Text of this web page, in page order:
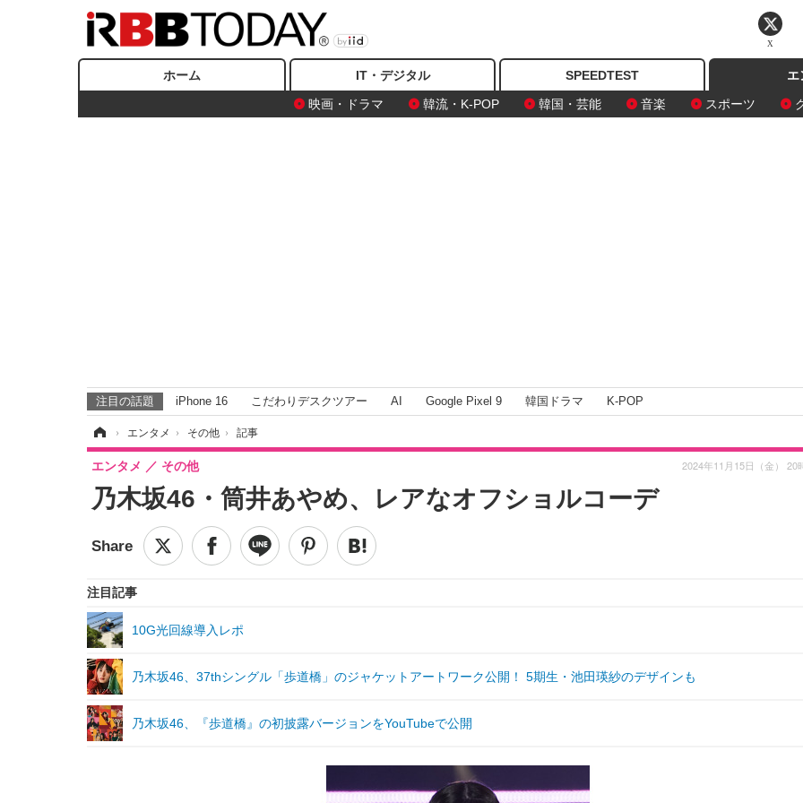
ホーム IT・デジタル SPEEDTEST
エ
映画・ドラマ
韓流・K-POP 韓国・芸能 音楽 スポーツ
注目の話題 iPhone 16 こだわりデスクツアー AI Google Pixel 9 韓国ドラマ K-POP
› エンタメ › その他 › 記事
乃木坂46・筒井あやめ、レアなオフショルコーデ
エンタメ その他 2024年11月15日（金） 20
注目記事
10G光回線導入レポ
乃木坂46、37thシングル「歩道橋」のジャケットアートワーク公開！ 5期生・池田瑛紗のデザインも
乃木坂46、『歩道橋』の初披露バージョンをYouTubeで公開
X